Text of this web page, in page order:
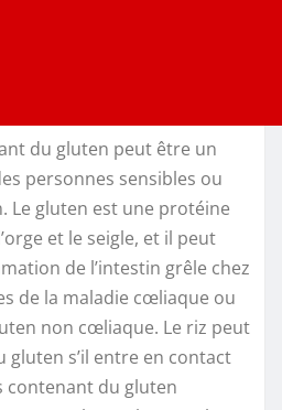
du gluten peut être un
personnes sensibles ou
Le gluten est une protéine
et le seigle, et il peut
de l’intestin grêle chez
de la maladie cœliaque ou
non cœliaque. Le riz peut
s’il entre en contact
contenant du gluten